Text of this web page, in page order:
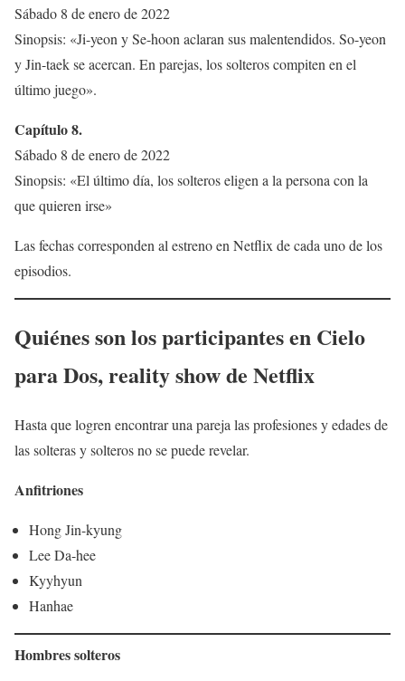
Sábado 8 de enero de 2022
Sinopsis: «Ji-yeon y Se-hoon aclaran sus malentendidos. So-yeon
y Jin-taek se acercan. En parejas, los solteros compiten en el
último juego».
Capítulo 8.
Sábado 8 de enero de 2022
Sinopsis: «El último día, los solteros eligen a la persona con la
que quieren irse»
Las fechas corresponden al estreno en Netflix de cada uno de los
episodios.
Quiénes son los participantes en Cielo
para Dos, reality show de Netflix
Hasta que logren encontrar una pareja las profesiones y edades de
las solteras y solteros no se puede revelar.
Anfitriones
Hong Jin-kyung
Lee Da-hee
Kyyhyun
Hanhae
Hombres solteros